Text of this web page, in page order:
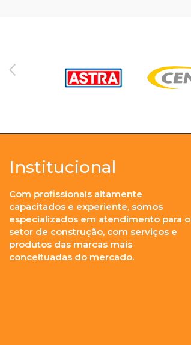
Institucional
Com profissionais altamente
capacitados e experiente, somos
especializados em atendimento para o
setor de construção, com serviços e
produtos das marcas mais
conceituadas do mercado.